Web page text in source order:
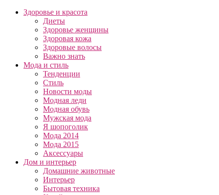
Здоровье и красота
Диеты
Здоровье женщины
Здоровая кожа
Здоровые волосы
Важно знать
Мода и стиль
Тенденции
Стиль
Новости моды
Модная леди
Модная обувь
Мужская мода
Я шопоголик
Мода 2014
Мода 2015
Аксессуары
Дом и интерьер
Домашние животные
Интерьер
Бытовая техника